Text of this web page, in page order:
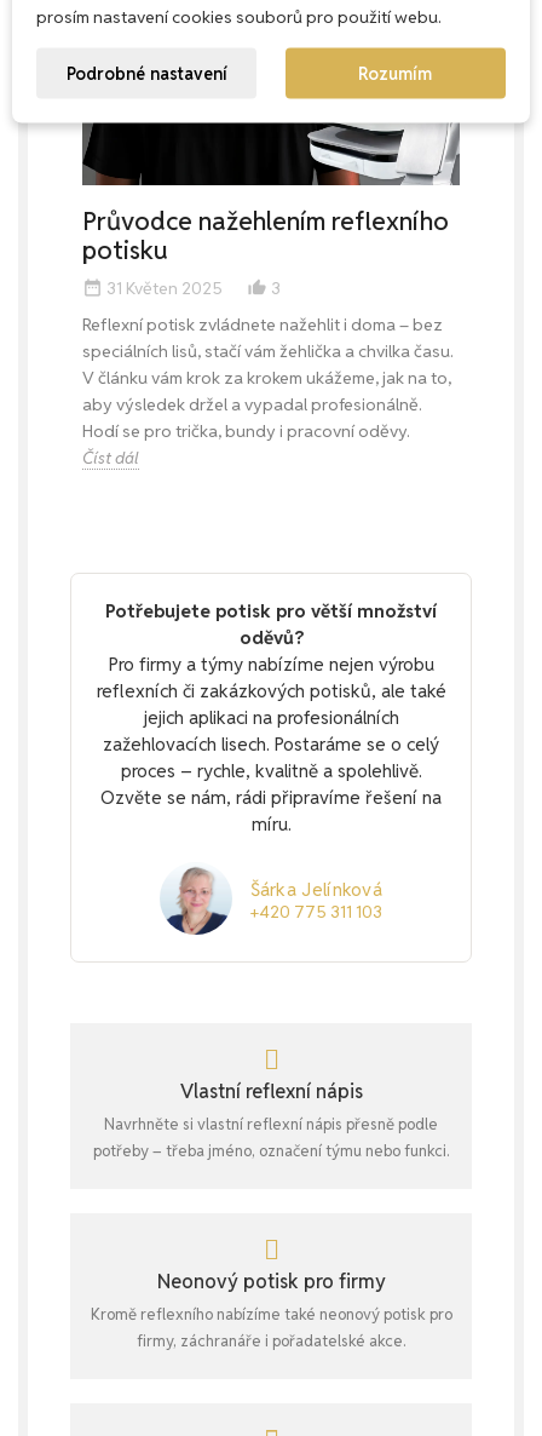
Průvodce nažehlením reflexního
potisku
date_range 31 Květen 2025 thumb_up_alt 3
Reflexní potisk zvládnete nažehlit i doma – bez
speciálních lisů, stačí vám žehlička a chvilka času.
V článku vám krok za krokem ukážeme, jak na to,
aby výsledek držel a vypadal profesionálně.
Hodí se pro trička, bundy i pracovní oděvy.
Číst dál
Potřebujete potisk pro větší množství
oděvů?
Pro firmy a týmy nabízíme nejen výrobu
reflexních či zakázkových potisků, ale také
jejich aplikaci na profesionálních
zažehlovacích lisech. Postaráme se o celý
proces – rychle, kvalitně a spolehlivě.
Ozvěte se nám, rádi připravíme řešení na
míru.
Šárka Jelínková
+420 775 311 103
Vlastní reflexní nápis
Navrhněte si vlastní reflexní nápis přesně podle
potřeby – třeba jméno, označení týmu nebo funkci.
Neonový potisk pro firmy
Kromě reflexního nabízíme také neonový potisk pro
firmy, záchranáře i pořadatelské akce.
prosím nastavení cookies souborů pro použití webu.
Podrobné nastavení Rozumím